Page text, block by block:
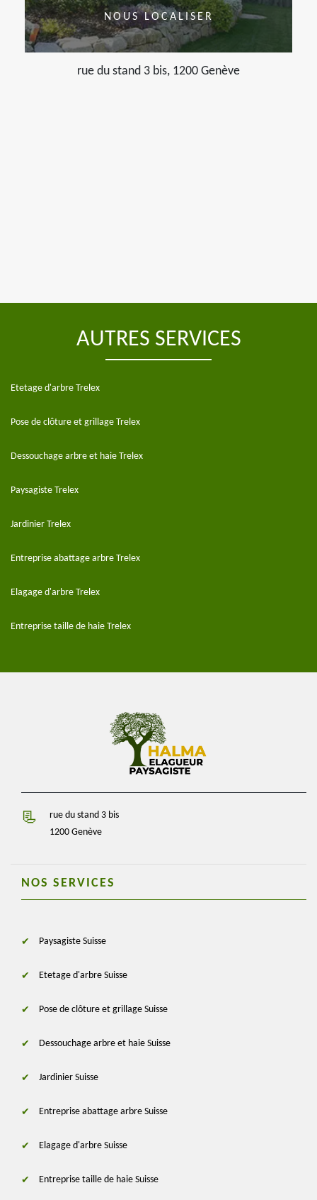
NOUS LOCALISER
rue du stand 3 bis, 1200 Genève
AUTRES SERVICES
Etetage d'arbre Trelex
Pose de clôture et grillage Trelex
Dessouchage arbre et haie Trelex
Paysagiste Trelex
Jardinier Trelex
Entreprise abattage arbre Trelex
Elagage d'arbre Trelex
Entreprise taille de haie Trelex
rue du stand 3 bis
1200 Genève
NOS SERVICES
Paysagiste Suisse
Etetage d'arbre Suisse
Pose de clôture et grillage Suisse
Dessouchage arbre et haie Suisse
Jardinier Suisse
Entreprise abattage arbre Suisse
Elagage d'arbre Suisse
Entreprise taille de haie Suisse